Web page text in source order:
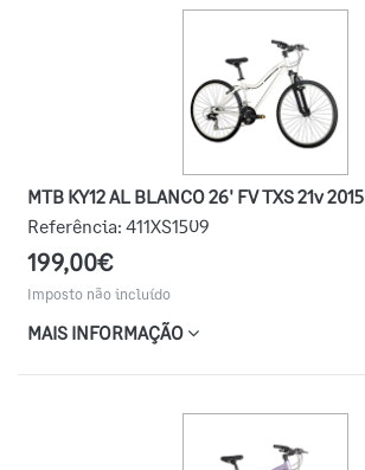
MTB KY12 AL BLANCO 26' FV TXS 21v 2015
Referência: 411XS1509
199,00€
Imposto não incluído
MAIS INFORMAÇÃO